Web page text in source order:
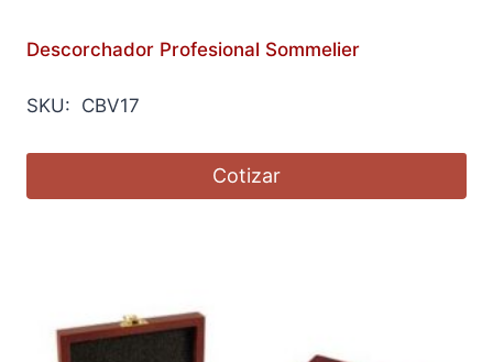
Descorchador Profesional Sommelier
SKU: CBV17
Cotizar